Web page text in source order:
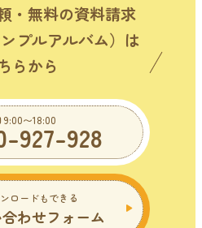
・無料の資料請求
プルアルバム）は
らから
9:00〜18:00
927-928
ロードもできる
わせフォーム